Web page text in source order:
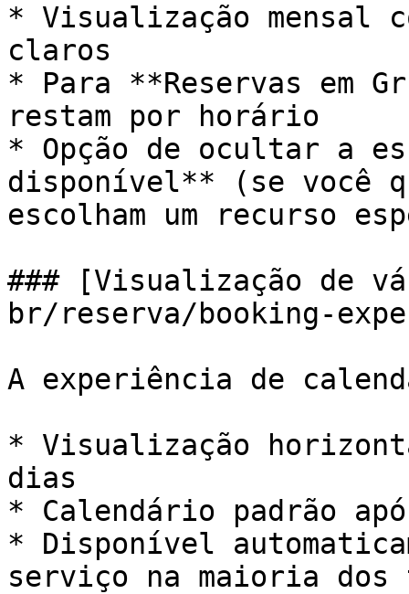
* Visualização mensal
claros
* Para **Reservas em
restam por horário
* Opção de ocultar a
disponível** (se você
escolham um recurso
### [Visualização de
br/reserva/booking-
A experiência de
* Visualização
dias
* Calendário padrão
* Disponível
serviço na maioria dos